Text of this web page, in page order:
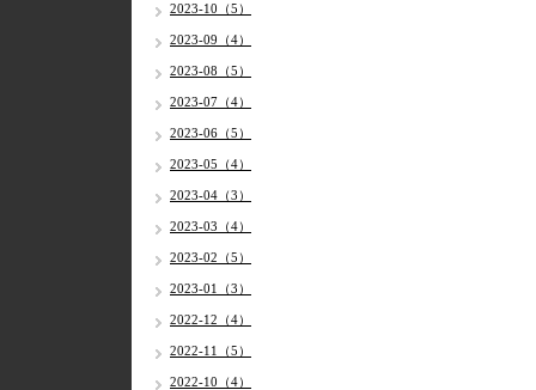
2023-10（5）
2023-09（4）
2023-08（5）
2023-07（4）
2023-06（5）
2023-05（4）
2023-04（3）
2023-03（4）
2023-02（5）
2023-01（3）
2022-12（4）
2022-11（5）
2022-10（4）